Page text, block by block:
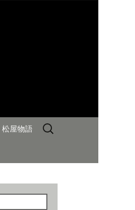
松屋物語
検